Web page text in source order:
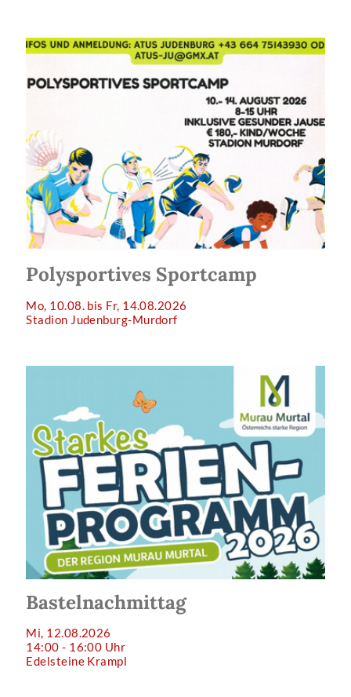
Polysportives Sportcamp
Mo, 10.08. bis Fr, 14.08.2026
Stadion Judenburg-Murdorf
Bastelnachmittag
Mi, 12.08.2026
14:00 - 16:00 Uhr
Edelsteine Krampl